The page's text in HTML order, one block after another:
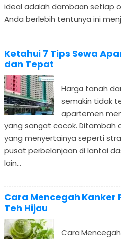
ideal adalah dambaan setiap
Anda berlebih tentunya ini
Ketahui 7 Tips Sewa
dan Tepat
Harga tanah
semakin tidak
apartemen
yang sangat cocok. Ditambah
yang menyertainya seperti
pusat perbelanjaan di lantai
lain...
Cara Mencegah Kanker
Teh Hijau
Cara